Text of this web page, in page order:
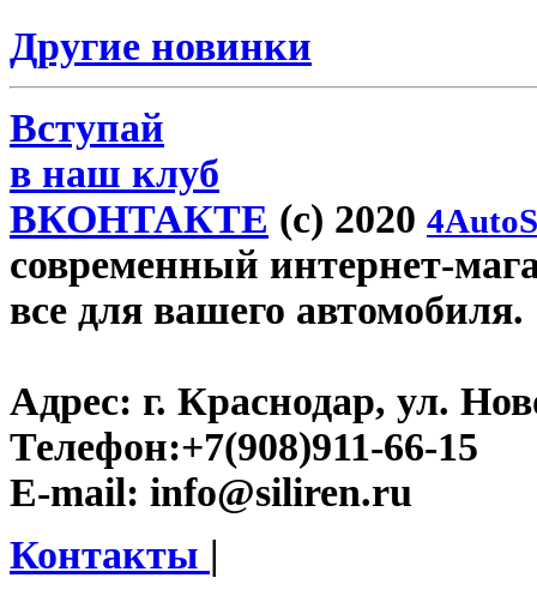
Другие новинки
Вступай
в наш клуб
ВКОНТАКТЕ (c) 2020
современный интернет-
все для вашего автомобиля.
Адрес: г. Краснодар, ул.
Телефон:+7(908)911-66-15
E-mail: info@siliren.ru
Контакты |